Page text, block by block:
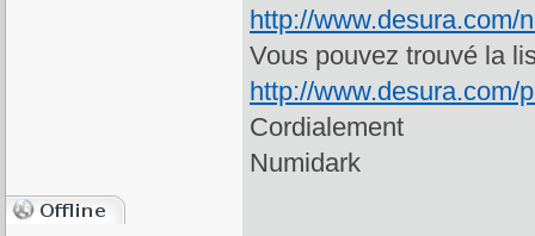
http://www.desura.com/
Vous pouvez trouvé la
http://www.desura.com/
Cordialement
Numidark